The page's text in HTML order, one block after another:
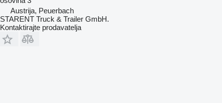
Austrija, Peuerbach
STARENT Truck & Trailer GmbH.
Kontaktirajte prodavatelja